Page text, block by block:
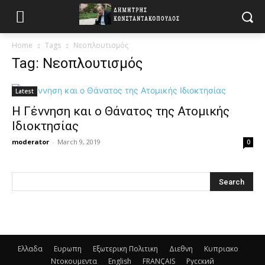
Home Tags Νεοπλουτισμός
Tag: Νεοπλουτισμός
Latest
Η Γέννηση και ο Θάνατος της Ατομικής
Ιδιοκτησίας
moderator - March 9, 2019 0
Ελλαδα Ευρωπη Εξωτερικη Πολιτικη Διεθνη
Κυπριακο
Ντοκουμεντα
English FRANÇAIS Русский